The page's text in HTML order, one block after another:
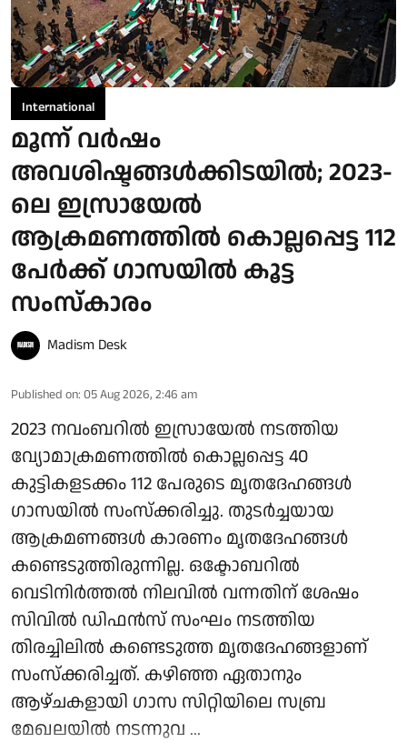
International
മൂന്ന് വര്‍ഷം
അവശിഷ്ടങ്ങള്‍ക്കിടയില്‍; 2023-
ലെ ഇസ്രായേല്‍
ആക്രമണത്തില്‍ കൊല്ലപ്പെട്ട 112
പേര്‍ക്ക് ഗാസയില്‍ കൂട്ട
സംസ്‌കാരം
Madism Desk
Published on: 05 Aug 2026, 2:46 am
2023 നവംബറില്‍ ഇസ്രായേല്‍ നടത്തിയ
വ്യോമാക്രമണത്തില്‍ കൊല്ലപ്പെട്ട 40
കുട്ടികളടക്കം 112 പേരുടെ മൃതദേഹങ്ങള്‍
ഗാസയില്‍ സംസ്‌ക്കരിച്ചു. തുടര്‍ച്ചയായ
ആക്രമണങ്ങള്‍ കാരണം മൃതദേഹങ്ങള്‍
കണ്ടെടുത്തിരുന്നില്ല. ഒക്ടോബറില്‍
വെടിനിര്‍ത്തല്‍ നിലവില്‍ വന്നതിന് ശേഷം
സിവില്‍ ഡിഫന്‍സ് സംഘം നടത്തിയ
തിരച്ചിലില്‍ കണ്ടെടുത്ത മൃതദേഹങ്ങളാണ്
സംസ്‌ക്കരിച്ചത്. കഴിഞ്ഞ ഏതാനും
ആഴ്ചകളായി ഗാസ സിറ്റിയിലെ സബ്ര
മേഖലയില്‍ നടന്നുവ ...